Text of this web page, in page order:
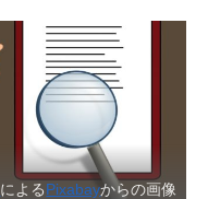
によるPixabayからの画像